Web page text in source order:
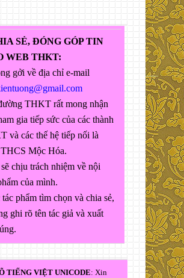
SẺ, ĐÓNG GÓP TIN
WEB THKT:
gởi về địa chỉ e-mail
THKT rất mong nhận
gia tiếp sức của các thành
và các thế hệ tiếp nối là
Mộc Hóa.
chịu trách nhiệm về nội
của mình.
phẩm tìm chọn và chia sẻ,
ghi rõ tên tác giả và xuất
TIẾNG VIỆT UNICODE: Xin